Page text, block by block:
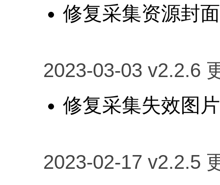
修复采集资源封
2023-03-03 v2.2.6
修复采集失效图片
2023-02-17 v2.2.5